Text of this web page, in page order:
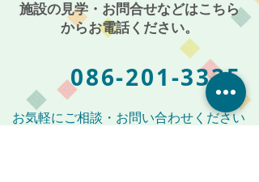
施設の見学・お問合せなどはこちら
からお電話ください。
086-201-3335
お気軽にご相談・お問い合わせください